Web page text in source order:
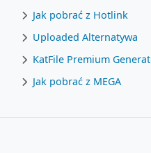
Jak pobrać z Hotlink
Uploaded Alternatywa
KatFile Premium
Jak pobrać z MEGA